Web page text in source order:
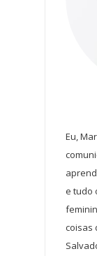
Eu,
e tudo
coisas